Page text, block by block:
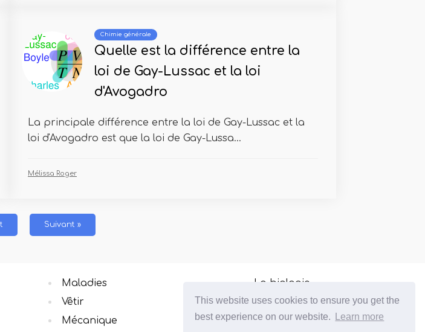
This website uses cookies to ensure you get the
best experience on our website.
Learn more
Chimie générale
Quelle est la différence entre la
loi de Gay-Lussac et la loi
d'Avogadro
La principale différence entre la loi de Gay-Lussac et la
loi d'Avogadro est que la loi de Gay-Lussa...
Mélissa Roger
Suivant »
Maladies
Vêtir
Mécanique
La biologie
Biologie moléculaire
Gouvernement